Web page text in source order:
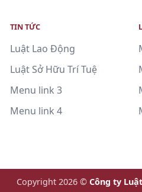
TIN TỨC
Luật Lao Động
Luật Sở Hữu Trí Tuệ
Menu link 3
Menu link 4
Copyright 2026 © Công ty